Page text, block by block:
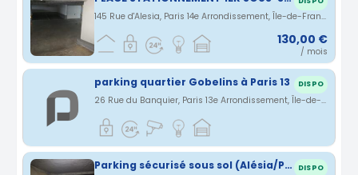
145 Rue d'Alesia, Paris 14e Arrondissement, Île-de-France, France · 2.39 km
130,00 €
/ mois
parking quartier Gobelins à Paris 13 DISPO
26 Rue du Banquier, Paris 13e Arrondissement, Île-de-France, France · 2.4 km
Parking sécurisé sous sol (Alésia/Pernety), accès avec monte-voiture DISPO